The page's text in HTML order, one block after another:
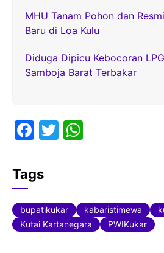
MHU Tanam Pohon dan
Baru di Loa Kulu
Diduga Dipicu Kebocoran
Samboja Barat Terbakar
F
c
e
b
o
T
A
p
Tags
bupatikukar kabaristimewa
Kutai Kartanegara
PWIKukar